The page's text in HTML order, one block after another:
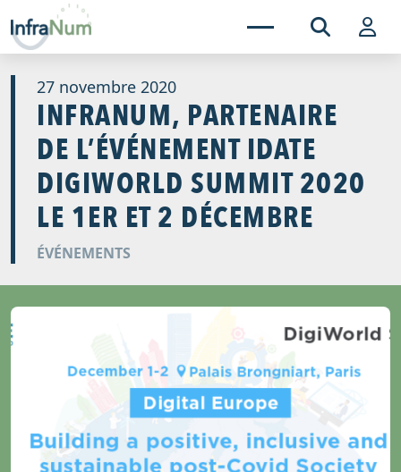
27 novembre 2020
INFRANUM, PARTENAIRE
DE L’ÉVÉNEMENT IDATE
DIGIWORLD SUMMIT 2020
LE 1ER ET 2 DÉCEMBRE
ÉVÉNEMENTS